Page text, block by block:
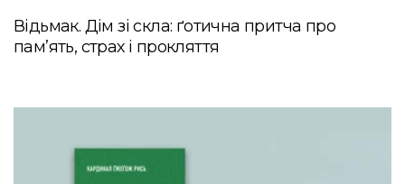
Відьмак. Дім зі скла: ґотична притча про
пам’ять, страх і прокляття